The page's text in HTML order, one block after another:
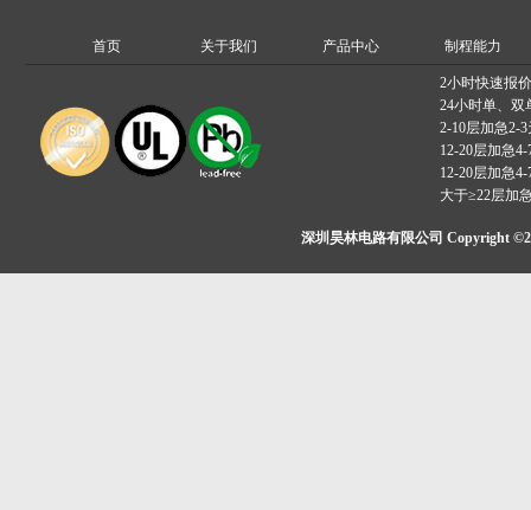
首页 关于我们 产品中心 制程能力
2小时快速报价
24小时单、双
2-10层加急2-3
12-20层加急4-
12-20层加急4-
大于≥22层加
深圳昊林电路有限公司 Copyright